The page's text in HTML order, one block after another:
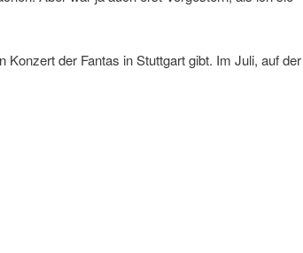
der Fantas in Stuttgart gibt. Im Juli, auf der